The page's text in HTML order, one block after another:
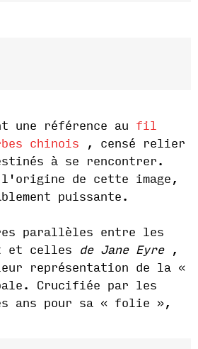
une référence au fil
chinois , censé relier
à se rencontrer.
de cette image,
puissante.
parallèles entre les
et celles
de Jane Eyre,
leur représentation de la «
Crucifiée par les
ans pour sa « folie »,